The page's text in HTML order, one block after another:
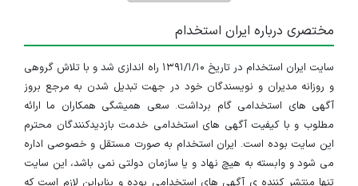
مختصری درباره ایران استخدام
سایت ایران استخدام در تاریخ ۱۳۹۱/۱/۱۰ راه اندازی شد و با تلاش گروهی
و روزانه مدیران و نویسندگان خود در جهت تبدیل شدن به مرجع بروز
آگهی های استخدامی گام برداشت. سعی همیشگی همکاران ما ارائه
مطلوب و با کیفیت آگهی های استخدامی خدمت بازدیدکنندگان محترم
این سایت بوده است. ایران استخدام به صورت مستقل و خصوصی اداره
می شود و وابسته به هیچ نهاد و یا سازمان دولتی نمی باشد، این سایت
تنها منتشر کننده ی آگهی های استخدامی بوده و بنابراین لازم است که